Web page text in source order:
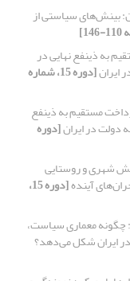
بینش‌های سیاستی از
به ذینفع نهایی در
ایران [دوره 15، شماره
مستقیم به ذینفع
دولت در ایران[دوره
بحران کوید ۱۹ در بخش شهری و روستایی
آینده [دوره 15،
چگونه معماری سیاست،
در ایران شکل می‌دهد؟